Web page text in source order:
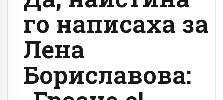
го написаха за
Лена
Бориславова: